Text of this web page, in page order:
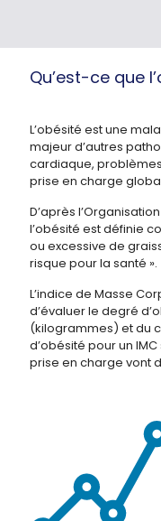
Qu’est-ce que
L’obésité est une
majeur d’autres
cardiaque,
prise en charge
D’après
l’obésité est définie
ou excessive de
risque pour la santé ».
L’indice de Masse
d’évaluer le degré
(kilogrammes) et du
d’obésité pour un
prise en charge vont